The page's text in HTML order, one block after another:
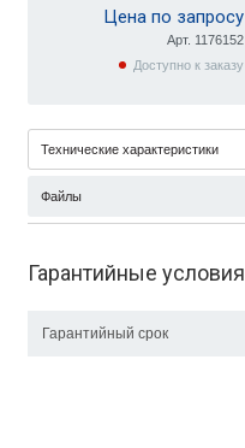
Цена по запросу
Арт. 1176152
Доступно к заказу
Технические характеристики
Файлы
Гарантийные условия
Гарантийный срок